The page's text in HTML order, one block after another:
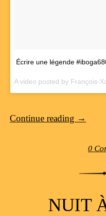
Écrire une légende
A video posted by François-
Continue reading →
0
NUIT